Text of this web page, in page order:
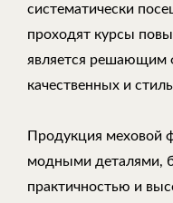
систематически
проходят курсы
является решающим
качественных и
Продукция меховой
модными деталями,
практичностью и